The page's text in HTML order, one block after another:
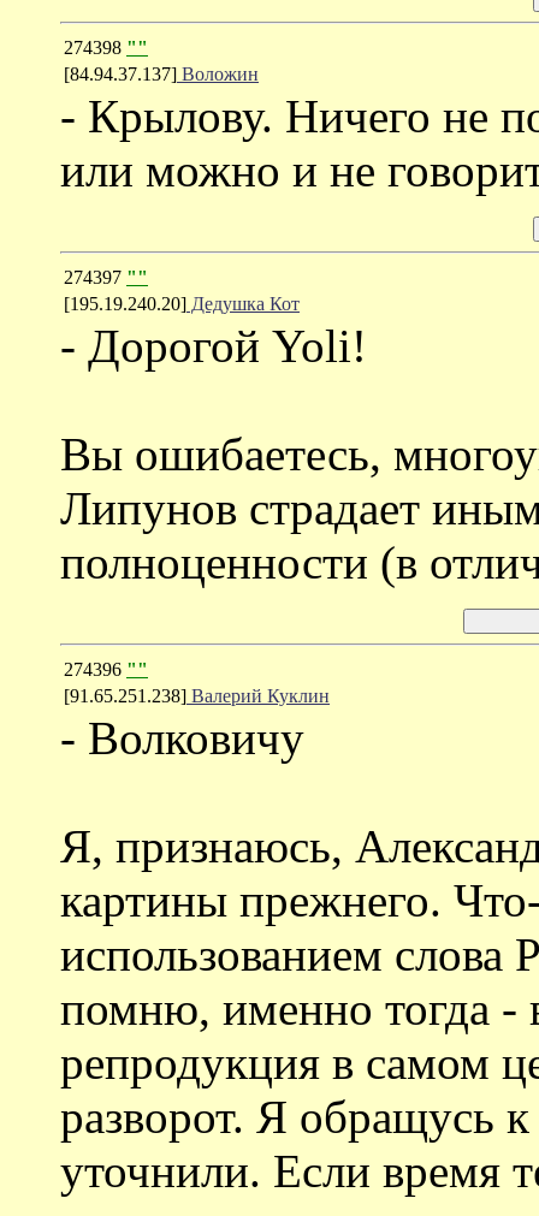
274398 ""
[84.94.37.137] Воложин
- Крылову. Ничего не
или можно и не
274397 ""
[195.19.240.20] Дедушка Кот
- Дорогой Yoli!
Вы ошибаетесь,
Липунов страдает
полноценности (в
274396 ""
[91.65.251.238] Валерий Куклин
- Волковичу
Я, признаюсь,
картины прежнего.
использованием слова
помню, именно тогда -
репродукция в самом
разворот. Я обращусь
уточнили. Если время